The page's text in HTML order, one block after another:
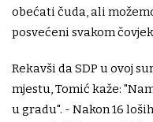
obećati čuda, ali
posvećeni svakom
Rekavši da SDP u ovoj
mjestu, Tomić kaže:
u gradu". - Nakon 16